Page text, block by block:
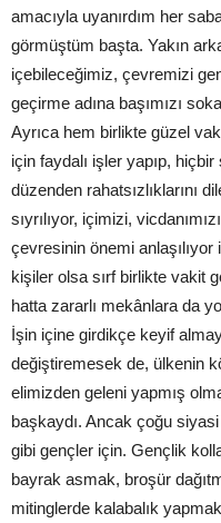
amacıyla uyanırdım her
görmüştüm başta. Yakın
içebileceğimiz, çevremizi
geçirme adına başımızı
Ayrıca hem birlikte güzel
için faydalı işler yapıp,
düzenden rahatsızlıklarını
sıyrılıyor, içimizi,
çevresinin önemi
kişiler olsa sırf birlikte vakit
hatta zararlı mekânlara da
İşin içine girdikçe keyif
değiştiremesek de, ülkenin
elimizden geleni yapmış
başkaydı. Ancak çoğu
gibi gençler için. Gençlik
bayrak asmak, broşür
mitinglerde kalabalık